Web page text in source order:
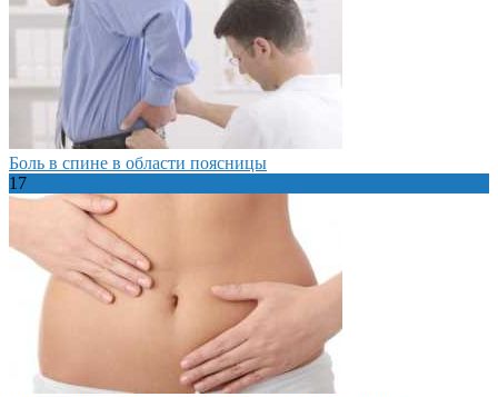
Боль в спине в области поясницы
17